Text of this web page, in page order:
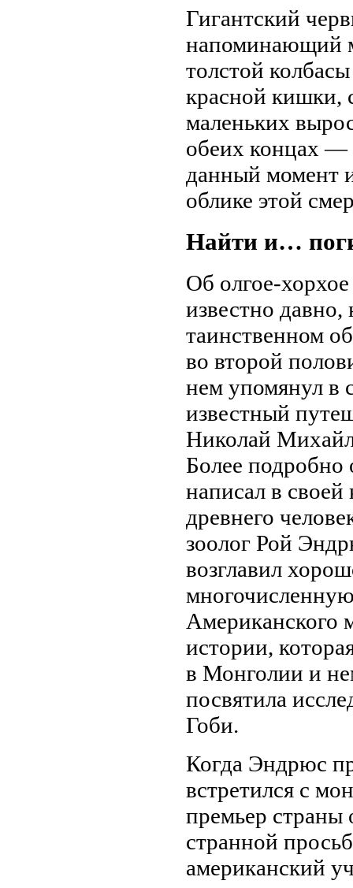
Гигантский
напоминающий
толстой
красной кишки,
маленьких
обеих концах —
данный момент
облике этой
Найти и…
Об олгое-
известно
таинственном
во второй
нем упомянул в
известный
Николай
Более подробно
написал в
древнего
зоолог Рой
возглавил
Американского
истории,
в Монголии и
посвятила
Гоби.
Когда Эндрюс
встретился с
премьер страны
странной
американский